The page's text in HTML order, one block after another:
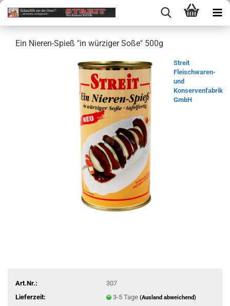
Ein Nieren-Spieß "in würziger Soße" 500g
Streit
Fleischwaren-
und
Konservenfabrik
GmbH
Art.Nr.:
307
Lieferzeit:
3-5 Tage (Ausland abweichend)